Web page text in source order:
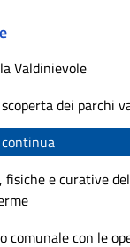
Valdinievole
dei parchi
fisiche e curative
comunale con le